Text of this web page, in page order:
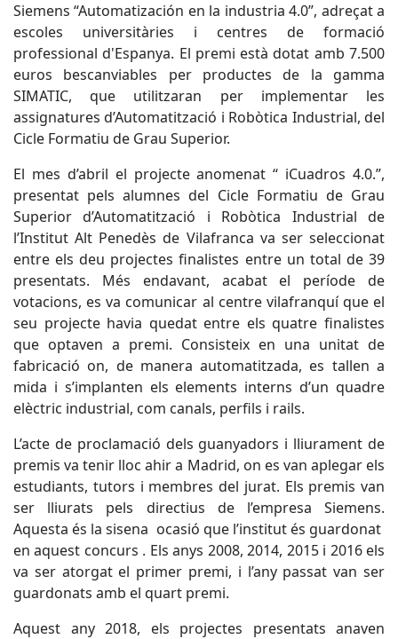
Siemens “Automatización en la industria 4.0”, adreçat a
escoles universitàries i centres de formació
professional d'Espanya. El premi està dotat amb 7.500
euros bescanviables per productes de la gamma
SIMATIC, que utilitzaran per implementar les
assignatures d’Automatització i Robòtica Industrial, del
Cicle Formatiu de Grau Superior.
El mes d’abril el projecte anomenat “ iCuadros 4.0.”,
presentat pels alumnes del Cicle Formatiu de Grau
Superior d’Automatització i Robòtica Industrial de
l’Institut Alt Penedès de Vilafranca va ser seleccionat
entre els deu projectes finalistes entre un total de 39
presentats. Més endavant, acabat el període de
votacions, es va comunicar al centre vilafranquí que el
seu projecte havia quedat entre els quatre finalistes
que optaven a premi. Consisteix en una unitat de
fabricació on, de manera automatitzada, es tallen a
mida i s’implanten els elements interns d’un quadre
elèctric industrial, com canals, perfils i rails.
L’acte de proclamació dels guanyadors i lliurament de
premis va tenir lloc ahir a Madrid, on es van aplegar els
estudiants, tutors i membres del jurat. Els premis van
ser lliurats pels directius de l’empresa Siemens.
Aquesta és la sisena ocasió que l’institut és guardonat
en aquest concurs . Els anys 2008, 2014, 2015 i 2016 els
va ser atorgat el primer premi, i l’any passat van ser
guardonats amb el quart premi.
Aquest any 2018, els projectes presentats anaven